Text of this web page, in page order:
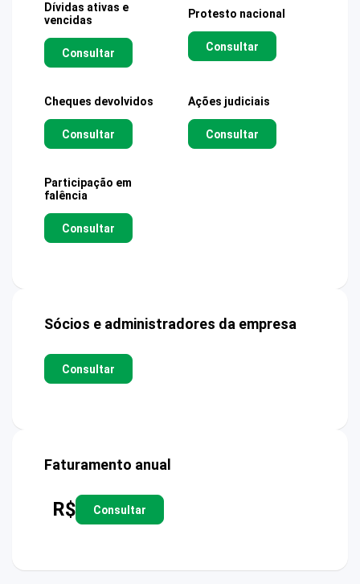
Dívidas ativas e
vencidas
Consultar
Protesto nacional
Consultar
Cheques devolvidos
Consultar
Ações judiciais
Consultar
Participação em
falência
Consultar
Sócios e administradores da empresa
Consultar
Faturamento anual
R$ Consultar